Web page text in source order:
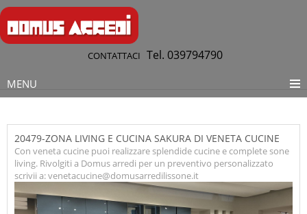
CONTATTACI Tel. 039794790
MENU
20479-ZONA LIVING E CUCINA SAKURA DI VENETA CUCINE
Con veneta cucine puoi realizzare splendide cucine e complete sone
living. Rivolgiti a Domus arredi per un preventivo personalizzato
scrivii a: venetacucine@domusarredilissone.it